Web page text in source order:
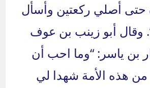
حتى أصلي ركعتين وأسأل
وقال أبو زينب بن عوف
بن ياسر: “وما احب أن
هذه الأمة شهدا لي